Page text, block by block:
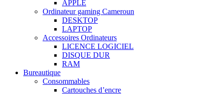
APPLE
Ordinateur gaming Cameroun
DESKTOP
LAPTOP
Accessoires Ordinateurs
LICENCE LOGICIEL
DISQUE DUR
RAM
Bureautique
Consommables
Cartouches d’encre